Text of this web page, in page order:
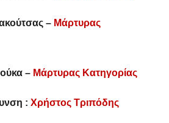
– Μάρτυρας
– Μάρτυρας Κατηγορίας
: Χρήστος Τριπόδης